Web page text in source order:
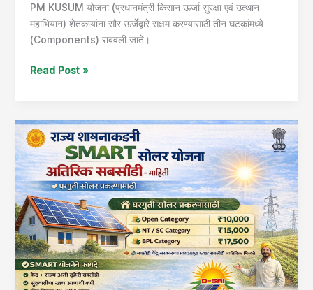
PM KUSUM योजना (प्रधानमंत्री किसान ऊर्जा सुरक्षा एवं उत्थान
महाभियान) शेतकऱ्यांना सौर ऊर्जेद्वारे सक्षम करण्यासाठी तीन घटकांमध्ये
(Components) राबवली जाते।
Read Post »
राज्य
शासनाकडून
SMART
योजनेअंतर्गत
अतिरिक्त
सबसीडी